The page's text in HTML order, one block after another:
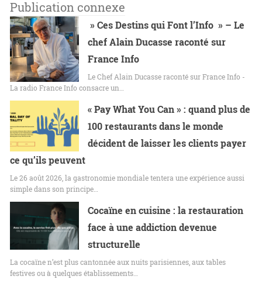
Publication connexe
» Ces Destins qui Font l’Info » – Le
chef Alain Ducasse raconté sur
France Info
Le Chef Alain Ducasse raconté sur France Info -
La radio France Info consacre un…
« Pay What You Can » : quand plus de
100 restaurants dans le monde
décident de laisser les clients payer
ce qu’ils peuvent
Le 26 août 2026, la gastronomie mondiale tentera une expérience aussi
simple dans son principe…
Cocaïne en cuisine : la restauration
face à une addiction devenue
structurelle
La cocaïne n’est plus cantonnée aux nuits parisiennes, aux tables
festives ou à quelques établissements…